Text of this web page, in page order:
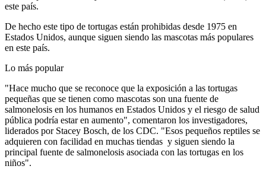
este país.
De hecho este tipo de tortugas están prohibidas desde 1975 en
Estados Unidos, aunque siguen siendo las mascotas más populares
en este país.
Lo más popular
"Hace mucho que se reconoce que la exposición a las tortugas
pequeñas que se tienen como mascotas son una fuente de
salmonelosis en los humanos en Estados Unidos y el riesgo de salud
pública podría estar en aumento", comentaron los investigadores,
liderados por Stacey Bosch, de los CDC. "Esos pequeños reptiles se
adquieren con facilidad en muchas tiendas y siguen siendo la
principal fuente de salmonelosis asociada con las tortugas en los
niños".